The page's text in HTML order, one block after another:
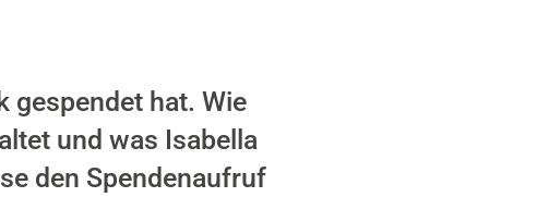
gespendet hat. Wie
und was Isabella
den Spendenaufruf